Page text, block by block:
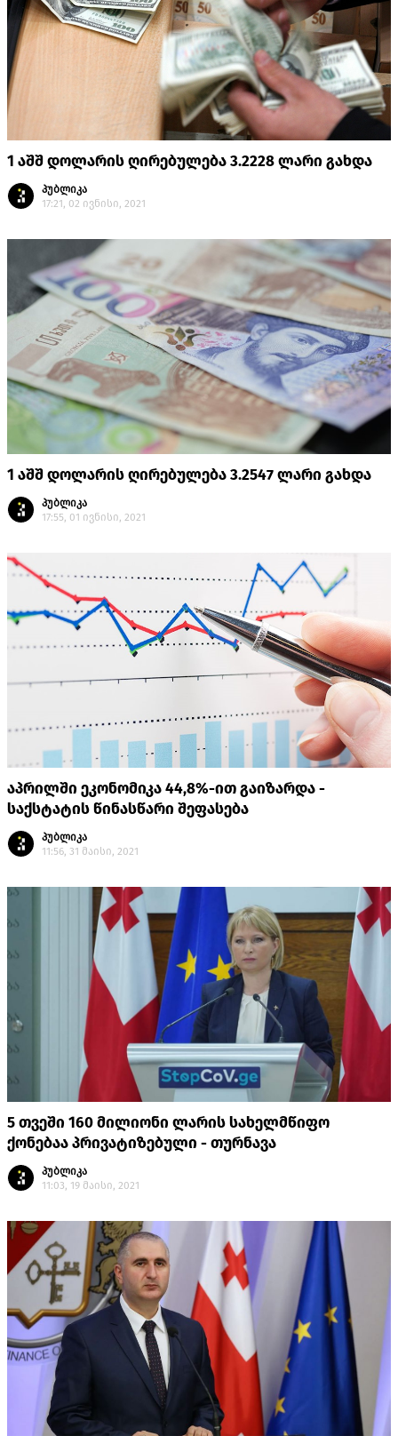
1 აშშ დოლარის ღირებულება 3.2228 ლარი გახდა
პუბლიკა
17:21, 02 ივნისი, 2021
1 აშშ დოლარის ღირებულება 3.2547 ლარი გახდა
პუბლიკა
17:55, 01 ივნისი, 2021
აპრილში ეკონომიკა 44,8%-ით გაიზარდა -
საქსტატის წინასწარი შეფასება
პუბლიკა
11:56, 31 მაისი, 2021
5 თვეში 160 მილიონი ლარის სახელმწიფო
ქონებაა პრივატიზებული - თურნავა
პუბლიკა
11:03, 19 მაისი, 2021